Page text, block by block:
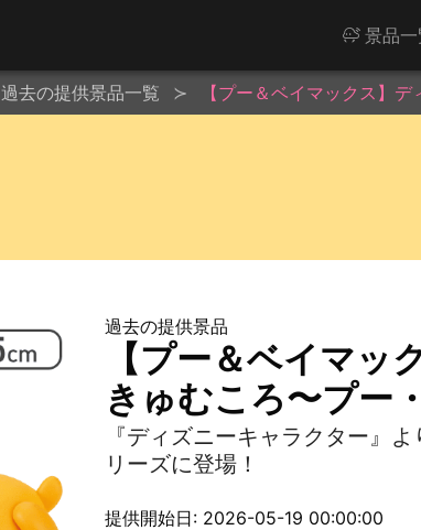
景品一
過去の提供景品一覧 【プー＆ベイマックス】
過去の提供景品
【プー＆ベイマ
きゅむころ〜プー
『ディズニーキャラクター』
リーズに登場！
提供開始日: 2026-05-19 00:00:00